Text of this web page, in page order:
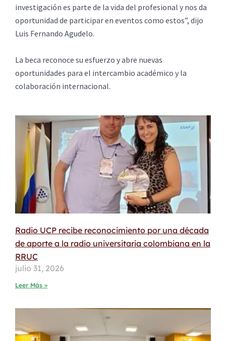
investigación es parte de la vida del profesional y nos da
oportunidad de participar en eventos como estos”, dijo
Luis Fernando Agudelo.
La beca reconoce su esfuerzo y abre nuevas
oportunidades para el intercambio académico y la
colaboración internacional.
Radio UCP recibe reconocimiento por una década
de aporte a la radio universitaria colombiana en la
RRUC
julio 31, 2026
Leer Más »